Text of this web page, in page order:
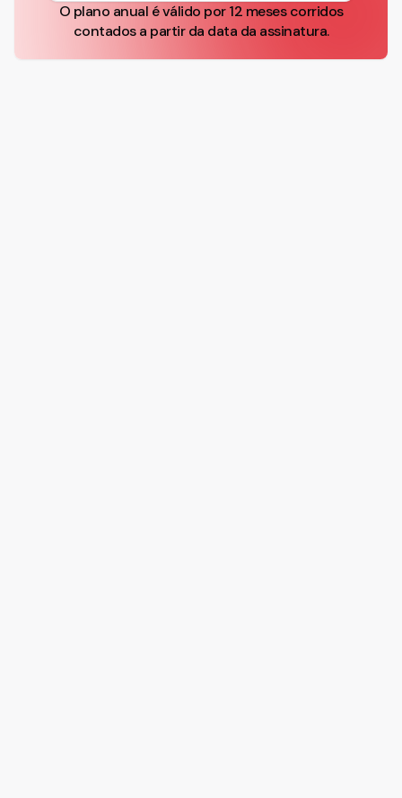
O plano anual é válido por 12 meses corridos
contados a partir da data da assinatura.